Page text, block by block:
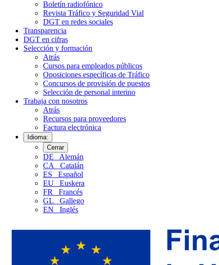
Boletín radiofónico
Revista Tráfico y Seguridad Vial
DGT en redes sociales
Transparencia
DGT en cifras
Selección y formación
Atrás
Cursos para empleados públicos
Oposiciones específicas de Tráfico
Concursos de provisión de puestos
Selección de personal interino
Trabaja con nosotros
Atrás
Recursos para proveedores
Factura electrónica
Idioma:
Cerrar
DE
Alemán
CA
Catalán
ES
Español
EU
Euskera
FR
Francés
GL
Gallego
EN
Inglés